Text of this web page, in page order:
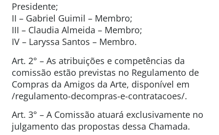
Presidente;
II – Gabriel Guimil – Membro;
III – Claudia Almeida – Membro;
IV – Laryssa Santos – Membro.
Art. 2° – As atribuições e competências da
comissão estão previstas no Regulamento de
Compras da Amigos da Arte, disponível em
/regulamento-decompras-e-contratacoes/.
Art. 3° – A Comissão atuará exclusivamente no
julgamento das propostas dessa Chamada.